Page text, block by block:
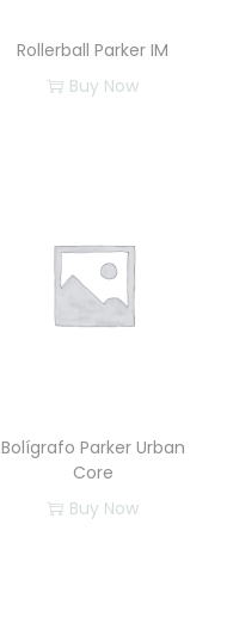
Rollerball Parker IM
Buy Now
Bolígrafo Parker Urban
Core
Buy Now